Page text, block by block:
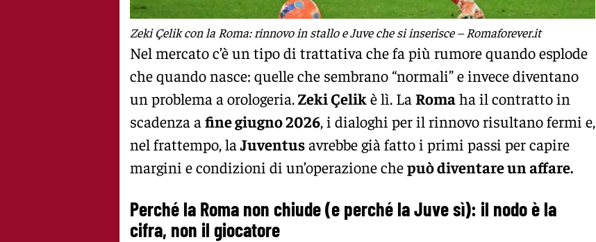
Zeki Çelik con la Roma: rinnovo in stallo e Juve che si inserisce – Romaforever.it
Nel mercato c’è un tipo di trattativa che fa più rumore quando esplode
che quando nasce: quelle che sembrano “normali” e invece diventano
un problema a orologeria.Zeki Çelikè lì. La Romaha il contratto in
scadenza a fine giugno 2026, i dialoghi per il rinnovo risultano fermi e,
nel frattempo, la Juventusavrebbe già fatto i primi passi per capire
margini e condizioni di un’operazione chepuò diventare un affare.
Perché la Roma non chiude (e perché la Juve sì): il nodo è la
cifra, non il giocatore